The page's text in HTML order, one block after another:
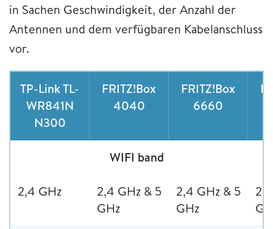
in Sachen Geschwindigkeit, der Anzahl der
Antennen und dem verfügbaren Kabelanschluss
vor.
TP-Link TL-
WR841N
N300
FRITZ!Box
4040
FRITZ!Box
6660
WIFI band
2,4 GHz
2,4 GHz & 5
GHz
2,4 GHz & 5
GHz